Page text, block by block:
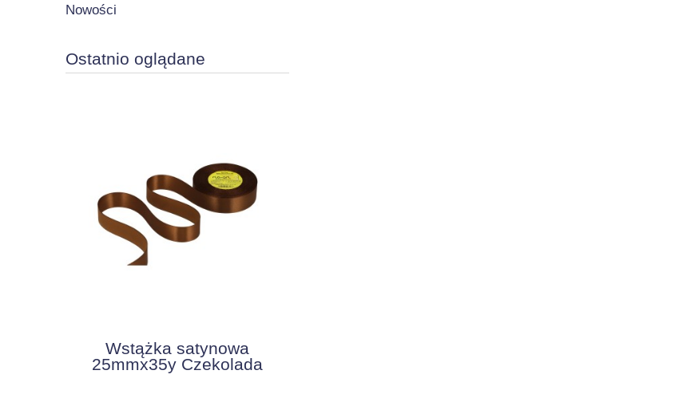
Nowości
Ostatnio oglądane
Wstążka satynowa
25mmx35y Czekolada